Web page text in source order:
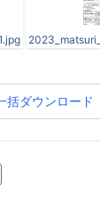
括ダウンロード